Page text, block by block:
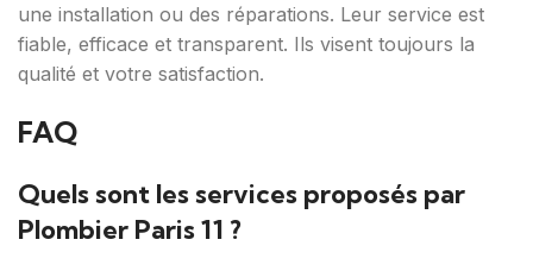
une installation ou des réparations. Leur service est
fiable, efficace et transparent. Ils visent toujours la
qualité et votre satisfaction.
FAQ
Quels sont les services proposés par
Plombier Paris 11 ?